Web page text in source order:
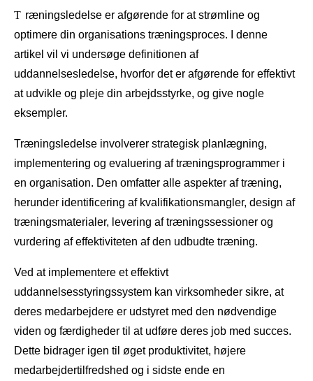
Træningsledelse er afgørende for at strømline og
optimere din organisations træningsproces. I denne
artikel vil vi undersøge definitionen af ​​
uddannelsesledelse, hvorfor det er afgørende for effektivt
at udvikle og pleje din arbejdsstyrke, og give nogle
eksempler.
Træningsledelse involverer strategisk planlægning,
implementering og evaluering af træningsprogrammer i
en organisation. Den omfatter alle aspekter af træning,
herunder identificering af kvalifikationsmangler, design af
træningsmaterialer, levering af træningssessioner og
vurdering af effektiviteten af ​​den udbudte træning.
Ved at implementere et effektivt
uddannelsesstyringssystem kan virksomheder sikre, at
deres medarbejdere er udstyret med den nødvendige
viden og færdigheder til at udføre deres job med succes.
Dette bidrager igen til øget produktivitet, højere
medarbejdertilfredshed og i sidste ende en